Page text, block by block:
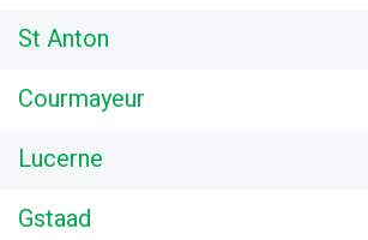
St Anton
Courmayeur
Lucerne
Gstaad